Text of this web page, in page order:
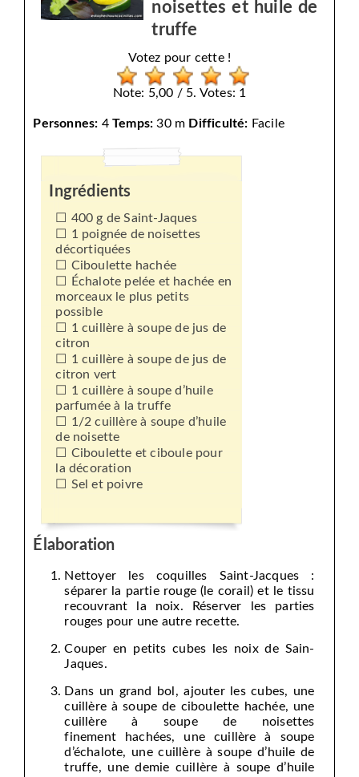
noisettes et huile de
truffe
Votez pour cette !
Note: 5,00 / 5. Votes: 1
Personnes: 4 Temps: 30 m Difficulté: Facile
Ingrédients
400 g de Saint-Jaques
1 poignée de noisettes
décortiquées
Ciboulette hachée
Échalote pelée et hachée en
morceaux le plus petits
possible
1 cuillère à soupe de jus de
citron
1 cuillère à soupe de jus de
citron vert
1 cuillère à soupe d’huile
parfumée à la truffe
1/2 cuillère à soupe d’huile
de noisette
Ciboulette et ciboule pour
la décoration
Sel et poivre
Élaboration
Nettoyer les coquilles Saint-Jacques :
séparer la partie rouge (le corail) et le tissu
recouvrant la noix. Réserver les parties
rouges pour une autre recette.
Couper en petits cubes les noix de Sain-
Jaques.
Dans un grand bol, ajouter les cubes, une
cuillère à soupe de ciboulette hachée, une
cuillère à soupe de noisettes
finement hachées, une cuillère à soupe
d’échalote, une cuillère à soupe d’huile de
truffe, une demie cuillère à soupe d’huile